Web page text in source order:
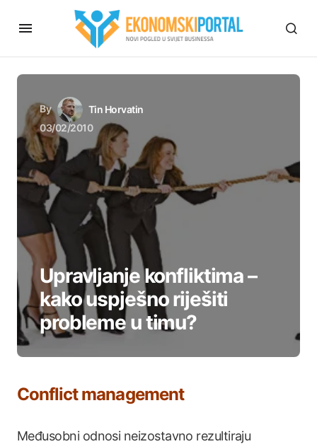
By
Tin Horvatin
03/02/2010
Upravljanje konfliktima –
kako uspješno riješiti
probleme u timu?
Conflict management
Međusobni odnosi neizostavno rezultiraju